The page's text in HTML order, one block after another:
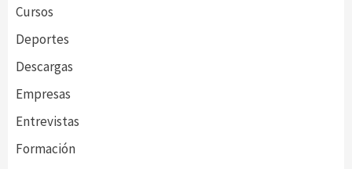
Cursos
Deportes
Descargas
Empresas
Entrevistas
Formación